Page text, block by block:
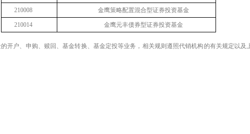
210008 金鹰策略配置混合型证券投资基金
210014 金鹰元丰债券型证券投资基金
开户、申购、赎回、基金转换、基金定投等业务，相关规则遵照代销机构的有关规定以